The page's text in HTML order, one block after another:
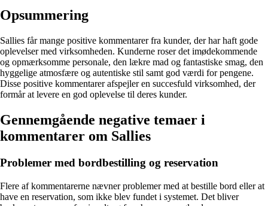
Opsummering
Sallies får mange positive kommentarer fra kunder, der har haft gode
oplevelser med virksomheden. Kunderne roser det imødekommende
og opmærksomme personale, den lækre mad og fantastiske smag, den
hyggelige atmosfære og autentiske stil samt god værdi for pengene.
Disse positive kommentarer afspejler en succesfuld virksomhed, der
formår at levere en god oplevelse til deres kunder.
Gennemgående negative temaer i
kommentarer om Sallies
Problemer med bordbestilling og reservation
Flere af kommentarerne nævner problemer med at bestille bord eller at
have en reservation, som ikke blev fundet i systemet. Det bliver